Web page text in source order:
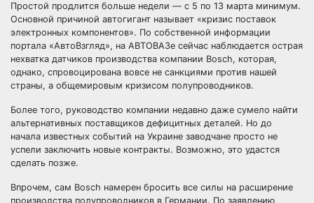
Простой продлится больше недели — с 5 по 13 марта минимум.
Основной причиной автогигант называет «кризис поставок
электронных компонентов». По собственной информации
портала «АвтоВзгляд», на АВТОВАЗе сейчас наблюдается острая
нехватка датчиков производства компании Bosch, которая,
однако, спровоцирована вовсе не санкциями против нашей
страны, а общемировым кризисом полупроводников.
Более того, руководство компании недавно даже сумело найти
альтернативных поставщиков дефицитных деталей. Но до
начала известных событий на Украине заводчане просто не
успели заключить новые контракты. Возможно, это удастся
сделать позже.
Впрочем, сам Bosch намерен бросить все силы на расширение
производства полупроводников в Германии. По заявлению